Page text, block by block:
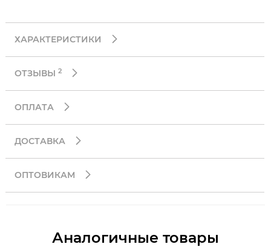
ХАРАКТЕРИСТИКИ
ОТЗЫВЫ 2
ОПЛАТА
ДОСТАВКА
ОПТОВИКАМ
Аналогичные товары